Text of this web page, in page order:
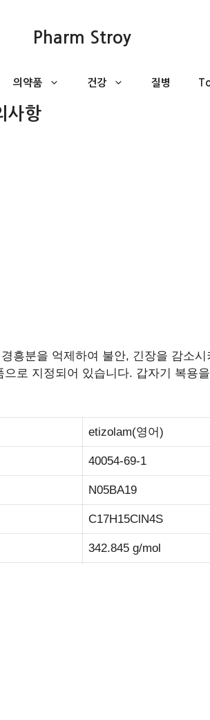
Pharm Stroy
의약품 건강 질병
사항
흥분을 억제하여 불안, 긴장을 감소
로 지정되어 있습니다. 갑자기 복용
etizolam(영어)
40054-69-1
N05BA19
C17H15ClN4S
342.845 g/mol